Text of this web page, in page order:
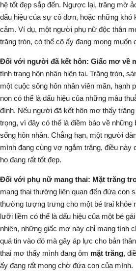
hệ tốt đẹp sắp đến. Ngược lại, trăng mờ
dấu hiệu của sự cô đơn, hoặc những khó
cảm. Ví dụ, một người phụ nữ độc thân
trăng tròn, có thể cô ấy đang mong muốn
Đối với người đã kết hôn: Giấc mơ về
tình trạng hôn nhân hiện tại. Trăng tròn,
một cuộc sống hôn nhân viên mãn, hạnh
non có thể là dấu hiệu của những mâu
đình. Nếu người đã kết hôn mơ thấy
trọng, vì đây có thể là điềm báo về những
sống hôn nhân. Chẳng hạn, một người
mình đang cùng vợ ngắm trăng, điều này
họ đang rất tốt đẹp.
Đối với phụ nữ mang thai: Mặt trăng
mang thai thường liên quan đến đứa con
thường tượng trưng cho một bé trai khỏe
lưỡi liềm có thể là dấu hiệu của một bé
nhiên, những giấc mơ này chỉ mang tính
quá tin vào đó mà gây áp lực cho bản
thai mơ thấy mình đang ôm mặt trăng,
ấy đang rất mong chờ đứa con của mình.